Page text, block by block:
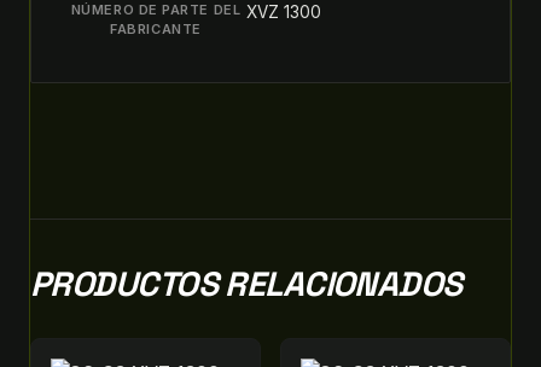
NÚMERO DE PARTE DEL
FABRICANTE
XVZ 1300
PRODUCTOS RELACIONADOS